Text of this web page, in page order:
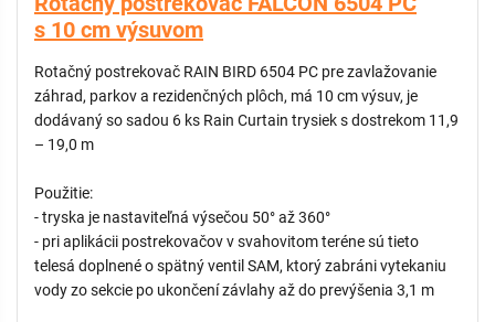
s 10 cm výsuvom
Rotačný postrekovač RAIN BIRD 6504 PC pre zavlažovanie
záhrad, parkov a rezidenčných plôch, má 10 cm výsuv, je
dodávaný so sadou 6 ks Rain Curtain trysiek s dostrekom 11,9
– 19,0 m
Použitie:
- tryska je nastaviteľná výsečou 50° až 360°
- pri aplikácii postrekovačov v svahovitom teréne sú tieto
telesá doplnené o spätný ventil SAM, ktorý zabráni vytekaniu
vody zo sekcie po ukončení závlahy až do prevýšenia 3,1 m